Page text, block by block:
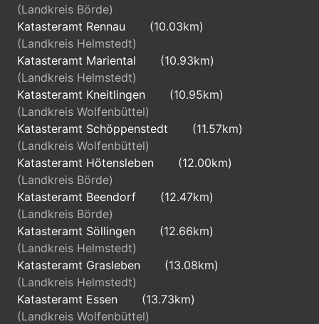
(Landkreis Börde)
Katasteramt Rennau
(10.03km)
(Landkreis Helmstedt)
Katasteramt Mariental
(10.93km)
(Landkreis Helmstedt)
Katasteramt Kneitlingen
(10.95km)
(Landkreis Wolfenbüttel)
Katasteramt Schöppenstedt
(11.57km)
(Landkreis Wolfenbüttel)
Katasteramt Hötensleben
(12.00km)
(Landkreis Börde)
Katasteramt Beendorf
(12.47km)
(Landkreis Börde)
Katasteramt Söllingen
(12.66km)
(Landkreis Helmstedt)
Katasteramt Grasleben
(13.08km)
(Landkreis Helmstedt)
Katasteramt Essen
(13.73km)
(Landkreis Wolfenbüttel)